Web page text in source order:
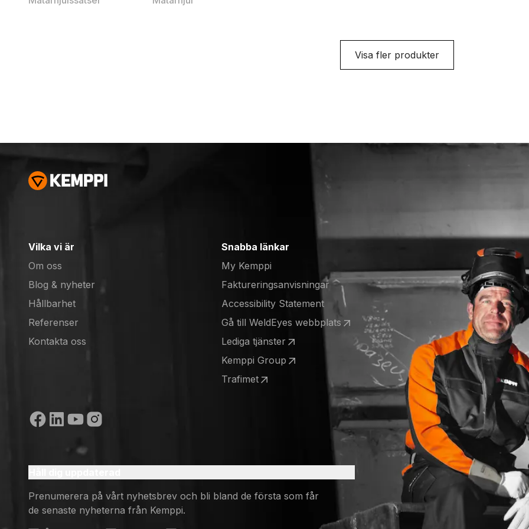
Visa fler produkter
Vilka vi är
Om oss
Blog & nyheter
Hållbarhet
Referenser
Kontakta oss
Snabba länkar
My Kemppi
Faktureringsanvisningar
Accessibility Statement
Gå till WeldEyes webbplats
(opens in a new tab)
Lediga tjänster
(opens in a new tab)
Kemppi Group
(opens in a new tab)
Trafimet
Sociala medier
Prenumerera på vårt nyhetsbrev och bli bland de första som får
de senaste nyheterna från Kemppi.